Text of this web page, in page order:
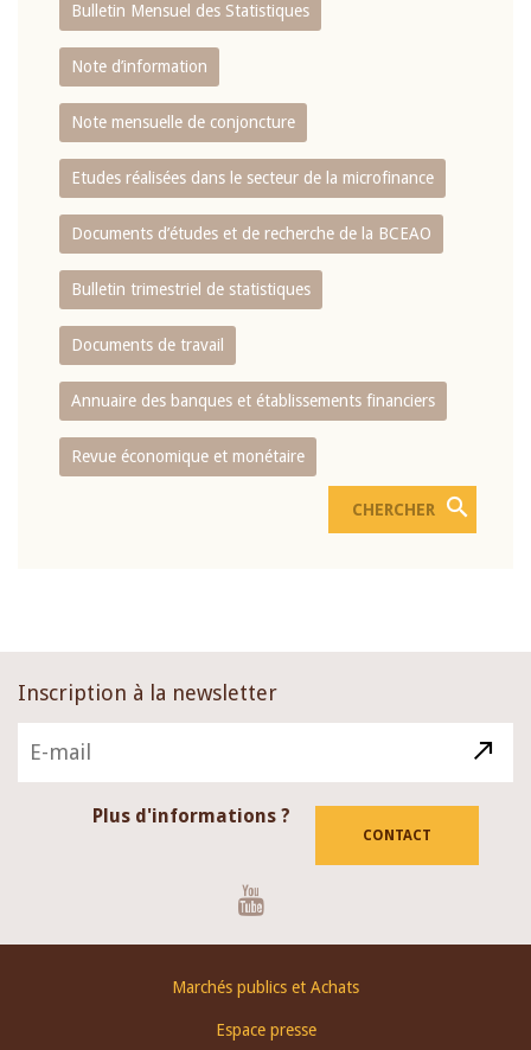
Bulletin Mensuel des Statistiques
Note d’information
Note mensuelle de conjoncture
Etudes réalisées dans le secteur de la microfinance
Documents d’études et de recherche de la BCEAO
Bulletin trimestriel de statistiques
Documents de travail
Annuaire des banques et établissements financiers
Revue économique et monétaire
Inscription à la newsletter
Plus d'informations ?
CONTACT
Marchés publics et Achats
Espace presse